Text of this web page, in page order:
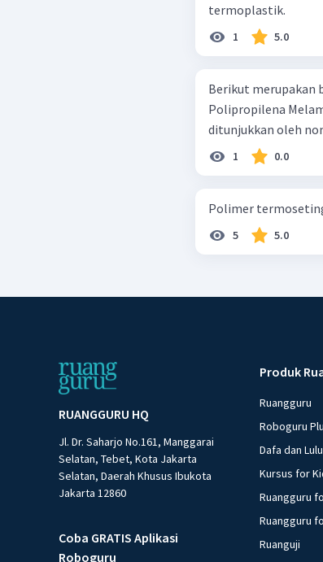
termoplastik.
1 5.0
Berikut merupakan
Polipropilena Melamin Polimetanal Selulosa Kelompok termoseting
ditunjukkan oleh
1 0.0
Polimer
5 5.0
RUANGGURU HQ
Jl. Dr. Saharjo No.161, Manggarai
Selatan, Tebet, Kota Jakarta
Selatan, Daerah Khusus Ibukota
Jakarta 12860
Coba GRATIS Aplikasi
Roboguru
Produk
Ruangguru
Roboguru
Dafa dan Lulu
Kursus for
Ruangguru
Ruangguru
Ruanguji